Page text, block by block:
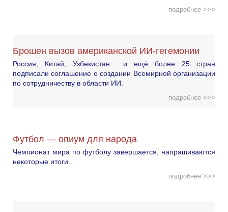
подробнее >>>
Брошен вызов американской ИИ-гегемонии
Россия, Китай, Узбекистан и ещё более 25 стран
подписали соглашение о создании Всемирной организации
по сотрудничеству в области ИИ.
подробнее >>>
Футбол — опиум для народа
Чемпионат мира по футболу завершается, напрашиваются
некоторые итоги .
подробнее >>>